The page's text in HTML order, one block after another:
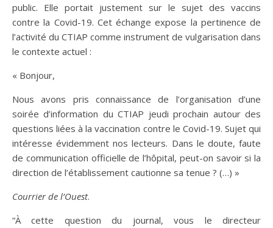
public. Elle portait justement sur le sujet des vaccins
contre la Covid-19. Cet échange expose la pertinence de
l’activité du CTIAP comme instrument de vulgarisation dans
le contexte actuel :
« Bonjour,
Nous avons pris connaissance de l’organisation d’une
soirée d’information du CTIAP jeudi prochain autour des
questions liées à la vaccination contre le Covid-19. Sujet qui
intéresse évidemment nos lecteurs. Dans le doute, faute
de communication officielle de l’hôpital, peut-on savoir si la
direction de l’établissement cautionne sa tenue ? (…) »
Courrier de l’Ouest.
“À cette question du journal, vous le directeur